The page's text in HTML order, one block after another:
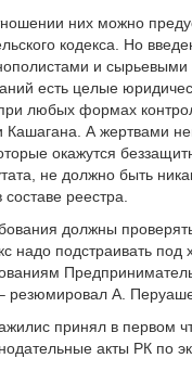
них можно
кодекса. Но
и сырьевыми
есть целые
любых формах
А жертвами
окажутся
не должно быть
реестра.
должны
надо подстраивать
резюмировал А.
принял в первом
акты РК по